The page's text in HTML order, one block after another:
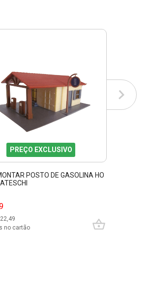
PREÇO EXCLUSIVO
POSTO DE GASOLINA HO
22,49
no cartão